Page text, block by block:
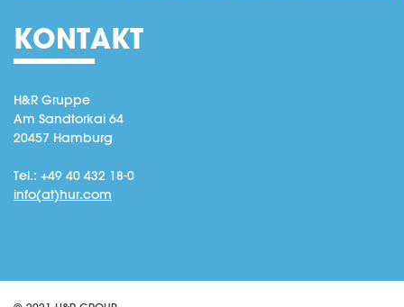
KONTAKT
H&R Gruppe
Am Sandtorkai 64
20457 Hamburg
Tel.: +49 40 432 18-0
info(at)hur.com